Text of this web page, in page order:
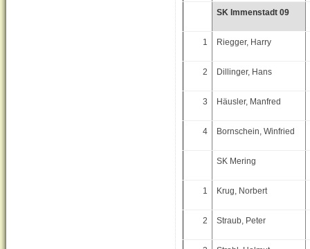
SK Immenstadt 09
1 Riegger, Harry
2 Dillinger, Hans
3 Häusler, Manfred
4 Bornschein, Winfried
SK Mering
1 Krug, Norbert
2 Straub, Peter